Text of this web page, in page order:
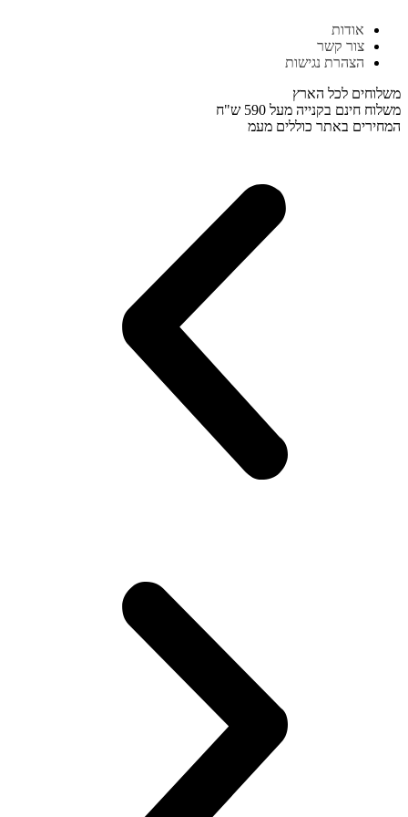
לתוכן
אודות
צור קשר
הצהרת נגישות
משלוחים לכל הארץ
משלוח חינם בקנייה מעל 590 ש"ח
המחירים באתר כוללים מעמ